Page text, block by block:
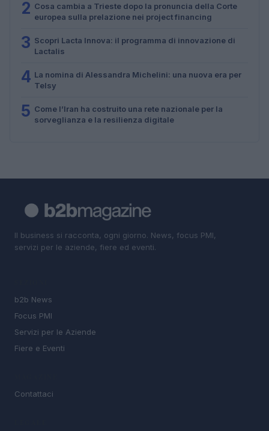
2 Cosa cambia a Trieste dopo la pronuncia della Corte
europea sulla prelazione nei project financing
3 Scopri Lacta Innova: il programma di innovazione di
Lactalis
4 La nomina di Alessandra Michelini: una nuova era per
Telsy
5 Come l’Iran ha costruito una rete nazionale per la
sorveglianza e la resilienza digitale
Il business si racconta, ogni giorno. News, focus PMI,
servizi per le aziende, fiere ed eventi.
b2b News
Focus PMI
Servizi per le Aziende
Fiere e Eventi
Contattaci